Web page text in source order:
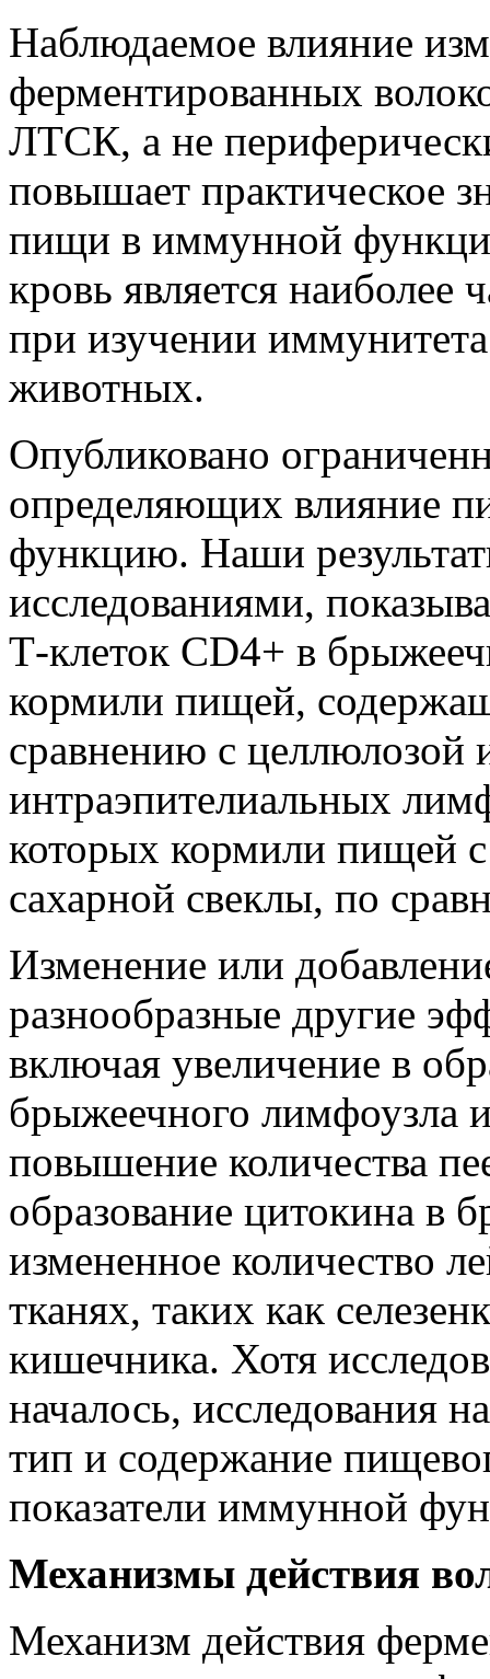
Наблюдаемое влияние
ферментированных
ЛТСК, а не
повышает практическое
пищи в иммунной
кровь является наиболее
при изучении
животных.
Опубликовано
определяющих влияние
функцию. Наши
исследованиями,
Т-клеток CD4+ в
кормили пищей,
сравнению с
интраэпителиальных
которых кормили пищей
сахарной свеклы, по
Изменение или
разнообразные другие
включая увеличение в
брыжеечного лимфоузла
повышение количества
образование цитокина в
измененное количество
тканях, таких как
кишечника. Хотя
началось, исследования
тип и содержание
показатели иммунной
Механизмы действия
Механизм действия